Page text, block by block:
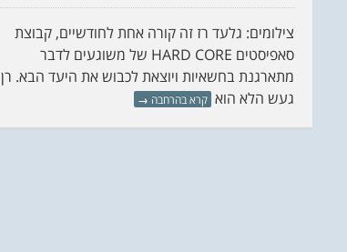
צילומים: גלעד רז זה קורה אחת לחודשיים, קבוצת
סאפיסטים HARD CORE של משוגעים לדבר
מתארגנת בחשאיות ויוצאת לכבוש את היעד הבא. רן
געש הלא הוא קרא בהרחבה →